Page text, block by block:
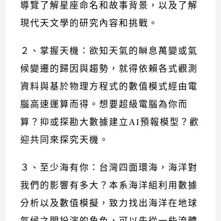
導覽了解星座命名和故事背景，以及了解
現代天文學的研究內容和挑戰。
２、掌握天機：欲知天氣的瞬息萬變或氣
候變遷的歸因與趨勢，就得依賴各式觀測
資料與基於物理方程式的數值模式經由電
腦高速運算而得。想要超級電腦為你而
算？抑或探勘大數據建立AI預報模型？歡
迎共同來探究天機。
３、至少海有你：台灣四面環海，海洋對
我們的影響有多大？本系海洋組利用數據
分析以及數值模擬，致力找出海洋在地球